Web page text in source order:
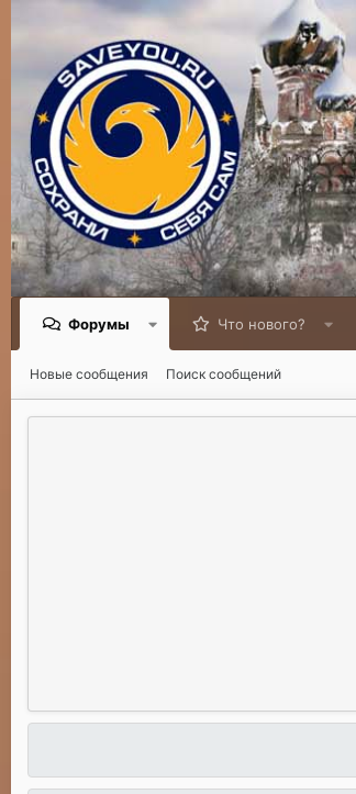
Форумы Что нового?
Новые сообщения Поиск сообщений